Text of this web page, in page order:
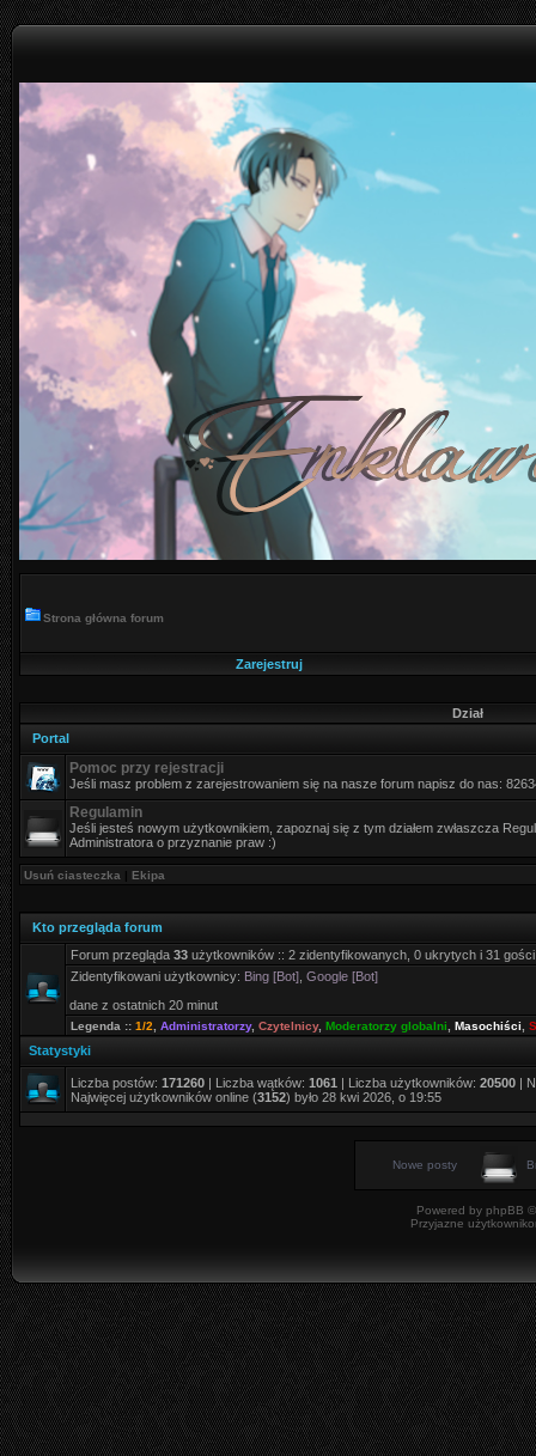
Strona główna forum
Zarejestruj
Dział
Portal
Pomoc przy rejestracji
Jeśli masz problem z zarejestrowaniem się na nasze forum napisz do nas:
Regulamin
Jeśli jesteś nowym użytkownikiem, zapoznaj się z tym działem zwłaszcza
Administratora o przyznanie praw :)
Usuń ciasteczka | Ekipa
Kto przegląda forum
Forum przegląda 33 użytkowników :: 2 zidentyfikowanych, 0 ukrytych i 31 gości
Zidentyfikowani użytkownicy: Bing [Bot] Google [Bot]
dane z ostatnich 20 minut
Legenda :: 1/2 Administratorzy, Czytelnicy, Moderatorzy globalni Masochiści
Statystyki
Liczba postów: 171260 | Liczba wątków: 1061 | Liczba użytkowników: 20500 |
Najwięcej użytkowników online (3152) było 28 kwi 2026, o 19:55
Nowe posty
Powered by phpBB
Przyjazne